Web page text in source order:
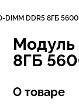
DIMM DDR5 8ГБ
Модуль
8ГБ
О товаре